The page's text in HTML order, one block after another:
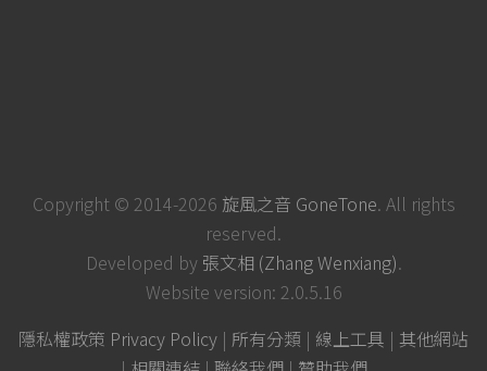
Copyright © 2014-2026 旋風之音 GoneTone. All rights
reserved.
Developed by 張文相 (Zhang Wenxiang).
Website version: 2.0.5.16
隱私權政策 Privacy Policy | 所有分類 | 線上工具 | 其他網站